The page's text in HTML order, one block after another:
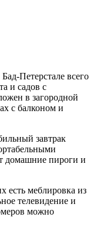
Петерстале всего
и садов с
в загородной
с балконом и
завтрак
домашние пироги и
есть меблировка из
телевидение и
можно